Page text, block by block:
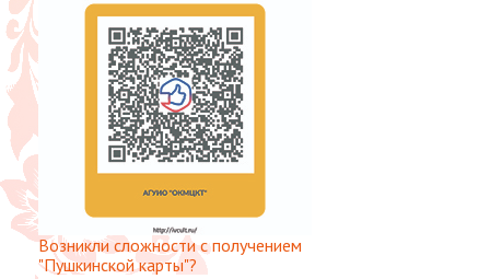
Возникли сложности с получением
"Пушкинской карты"?